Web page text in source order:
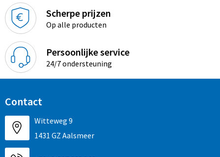
Scherpe prijzen
Op alle producten
Persoonlijke service
24/7 ondersteuning
Contact
Witteweg 9
1431 GZ Aalsmeer